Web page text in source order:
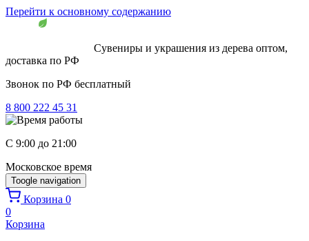
Перейти к основному содержанию
Сувениры и украшения из дерева оптом,
доставка по РФ
Звонок по РФ бесплатный
8 800 222 45 31
C 9:00 до 21:00
Московское время
Toogle navigation
Корзина 0
0
Корзина